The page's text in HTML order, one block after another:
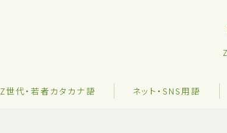
Z世代・若者カタカナ語 ネット・SNS用語